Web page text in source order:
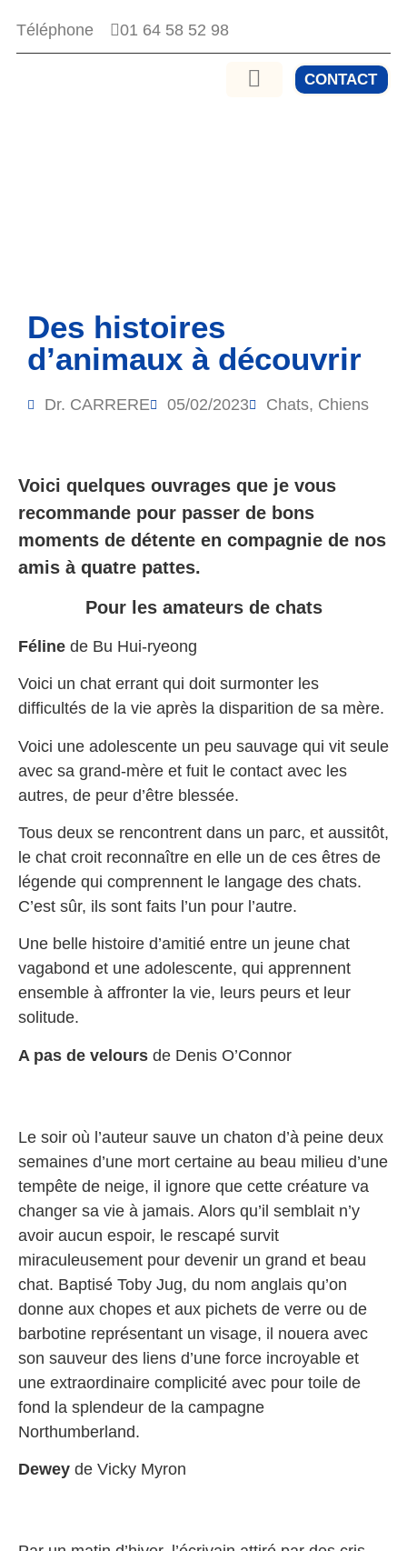
Téléphone 01 64 58 52 98
CONTACT
Des histoires
d’animaux à découvrir
Dr. CARRERE 05/02/2023 Chats, Chiens
Voici quelques ouvrages que je vous
recommande pour passer de bons
moments de détente en compagnie de nos
amis à quatre pattes.
Pour les amateurs de chats
Féline de Bu Hui-ryeong
Voici un chat errant qui doit surmonter les
difficultés de la vie après la disparition de sa mère.
Voici une adolescente un peu sauvage qui vit seule
avec sa grand-mère et fuit le contact avec les
autres, de peur d’être blessée.
Tous deux se rencontrent dans un parc, et aussitôt,
le chat croit reconnaître en elle un de ces êtres de
légende qui comprennent le langage des chats.
C’est sûr, ils sont faits l’un pour l’autre.
Une belle histoire d’amitié entre un jeune chat
vagabond et une adolescente, qui apprennent
ensemble à affronter la vie, leurs peurs et leur
solitude.
A pas de velours de Denis O’Connor
Le soir où l’auteur sauve un chaton d’à peine deux
semaines d’une mort certaine au beau milieu d’une
tempête de neige, il ignore que cette créature va
changer sa vie à jamais. Alors qu’il semblait n’y
avoir aucun espoir, le rescapé survit
miraculeusement pour devenir un grand et beau
chat. Baptisé Toby Jug, du nom anglais qu’on
donne aux chopes et aux pichets de verre ou de
barbotine représentant un visage, il nouera avec
son sauveur des liens d’une force incroyable et
une extraordinaire complicité avec pour toile de
fond la splendeur de la campagne
Northumberland.
Dewey de Vicky Myron